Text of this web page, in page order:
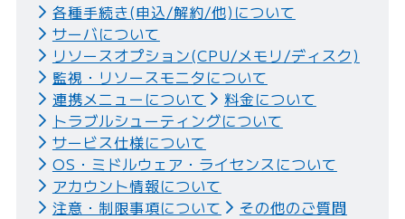
各種手続き(申込/解約/他)について
サーバについて
リソースオプション(CPU/メモリ/ディスク)
監視・リソースモニタについて
連携メニューについて
料金について
トラブルシューティングについて
サービス仕様について
OS・ミドルウェア・ライセンスについて
アカウント情報について
注意・制限事項について
その他のご質問